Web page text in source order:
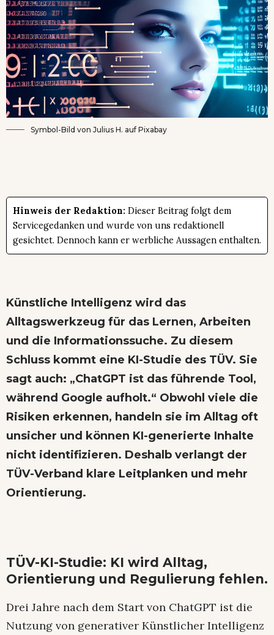
Symbol-Bild von Julius H. auf Pixabay
Hinweis der Redaktion: Dieser Beitrag folgt dem
Servicegedanken und wurde von uns redaktionell
gesichtet. Dennoch kann er werbliche Aussagen enthalten.
Künstliche Intelligenz wird das
Alltagswerkzeug für das Lernen, Arbeiten
und die Informationssuche. Zu diesem
Schluss kommt eine KI-Studie des TÜV. Sie
sagt auch: „ChatGPT ist das führende Tool,
während Google aufholt.“ Obwohl viele die
Risiken erkennen, handeln sie im Alltag oft
unsicher und können KI-generierte Inhalte
nicht identifizieren. Deshalb verlangt der
TÜV-Verband klare Leitplanken und mehr
Orientierung.
TÜV-KI-Studie: KI wird Alltag,
Orientierung und Regulierung fehlen.
Drei Jahre nach dem Start von ChatGPT ist die
Nutzung von generativer Künstlicher Intelligenz